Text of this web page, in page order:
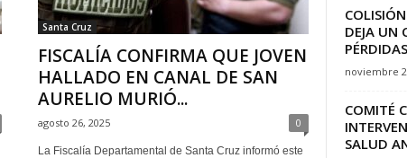
Santa Cruz
FISCALÍA CONFIRMA QUE JOVEN
HALLADO EN CANAL DE SAN
AURELIO MURIÓ...
agosto 26, 2025 0
La Fiscalía Departamental de Santa Cruz informó este
DEJA UN
noviembre
COMITÉ
SALUD